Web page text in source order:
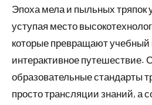
Эпоха мела и пыльных тряпок
уступая место
которые превращают учебный
интерактивное путешествие.
образовательные стандарты
просто трансляции знаний, а